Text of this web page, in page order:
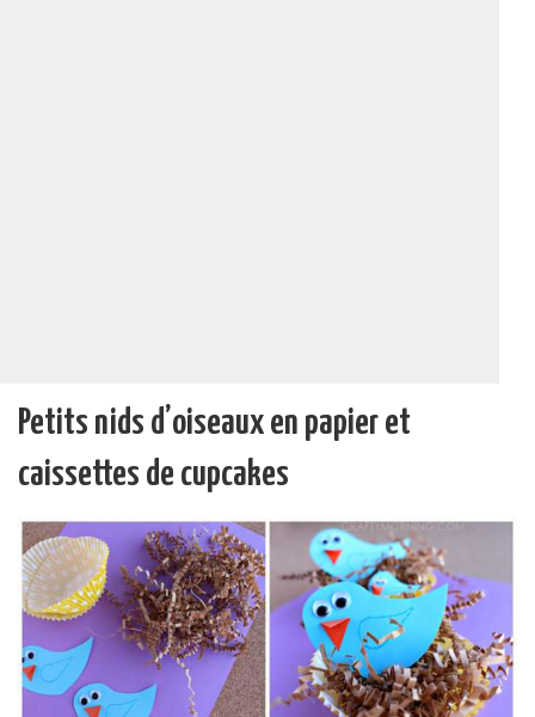
Petits nids d’oiseaux en papier et
caissettes de cupcakes